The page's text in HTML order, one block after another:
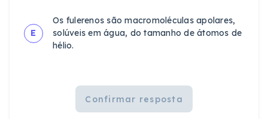
E
Os fulerenos são macromoléculas apolares,
solúveis em água, do tamanho de átomos de
hélio.
Confirmar resposta